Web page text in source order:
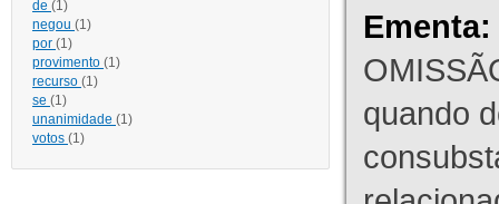
de (1)
negou (1)
por (1)
provimento (1)
recurso (1)
se (1)
unanimidade (1)
votos (1)
Ementa:
quando